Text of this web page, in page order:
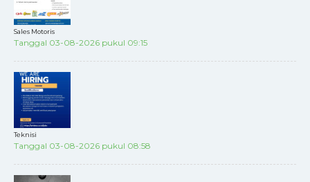
Sales Motoris
Tanggal 03-08-2026 pukul 09:15
Teknisi
Tanggal 03-08-2026 pukul 08:58